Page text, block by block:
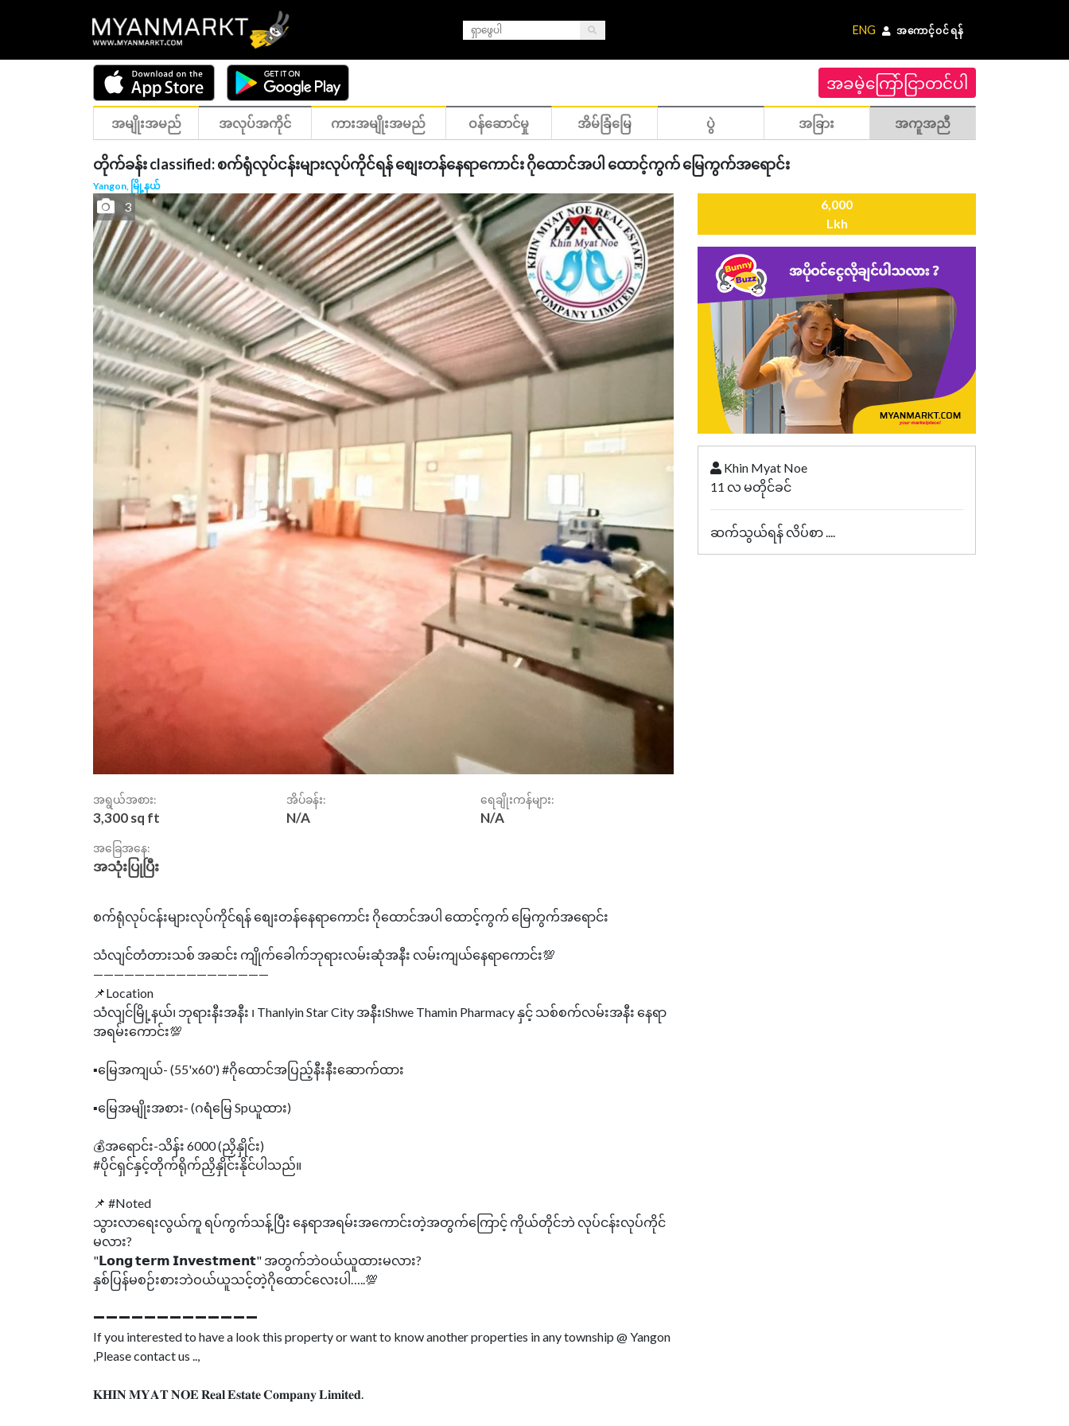
ENG အကောင့်ဝင်ရန်
အခမဲ့ကြော်ငြာတင်ပါ
အမျိုးအမည် အလုပ်အကိုင် ကားအမျိုးအမည် ဝန်ဆောင်မှု အိမ်ခြံမြေ ပွဲ အခြား အကူအညီ
တိုက်ခန်း classified: စက်ရုံလုပ်ငန်းများလုပ်ကိုင်ရန် စျေးတန်နေရာကောင်း ဂိုထောင်အပါ ထောင့်ကွက် မြေကွက်အရောင်း
Yangon, မြို့နယ်
3
6,000
Lkh
Khin Myat Noe
11 လ မတိုင်ခင်
ဆက်သွယ်ရန် လိပ်စာ ....
အရွယ်အစား:
3,300 sq ft
အိပ်ခန်း:
N/A
ရေချိုးကန်များ:
N/A
အခြေအနေ:
အသုံးပြုပြီး
စက်ရုံလုပ်ငန်းများလုပ်ကိုင်ရန် စျေးတန်နေရာကောင်း ဂိုထောင်အပါ ထောင့်ကွက် မြေကွက်အရောင်း
သံလျင်တံတားသစ် အဆင်း ကျိုက်ခေါက်ဘုရားလမ်းဆုံအနီး လမ်းကျယ်နေရာကောင်း💯
—————————————————
📌Location
သံလျင်မြို့နယ်၊ ဘုရားနီးအနီး ၊ Thanlyin Star City အနီး၊Shwe Thamin Pharmacy နှင့် သစ်စက်လမ်းအနီး နေရာ
အရမ်းကောင်း💯
▪️မြေအကျယ်- (55'x60') #ဂိုထောင်အပြည့်နီးနီးဆောက်ထား
▪️မြေအမျိုးအစား- (ဂရံမြေ Spယူထား)
💰အရောင်း-သိန်း 6000 (ညှိနှိုင်း)
#ပိုင်ရှင်နှင့်တိုက်ရိုက်ညှိနှိုင်းနိုင်ပါသည်။
📌 #Noted
သွားလာရေးလွယ်ကူ ရပ်ကွက်သန့်ပြီး နေရာအရမ်းအကောင်းတဲ့အတွက်ကြောင့် ကိုယ်တိုင်ဘဲ လုပ်ငန်းလုပ်ကိုင်
မလား?
"𝗟𝗼𝗻𝗴 𝘁𝗲𝗿𝗺 𝗜𝗻𝘃𝗲𝘀𝘁𝗺𝗲𝗻𝘁" အတွက်ဘဲဝယ်ယူထားမလား?
နှစ်ပြန်မစဉ်းစားဘဲဝယ်ယူသင့်တဲ့ဂိုထောင်လေးပါ…..💯
➖➖➖➖➖➖➖➖➖➖➖➖➖
If you interested to have a look this property or want to know another properties in any township @ Yangon
,Please contact us ..,
𝐊𝐇𝐈𝐍 𝐌𝐘𝐀𝐓 𝐍𝐎𝐄 𝐑𝐞𝐚𝐥 𝐄𝐬𝐭𝐚𝐭𝐞 𝐂𝐨𝐦𝐩𝐚𝐧𝐲 𝐋𝐢𝐦𝐢𝐭𝐞𝐝.